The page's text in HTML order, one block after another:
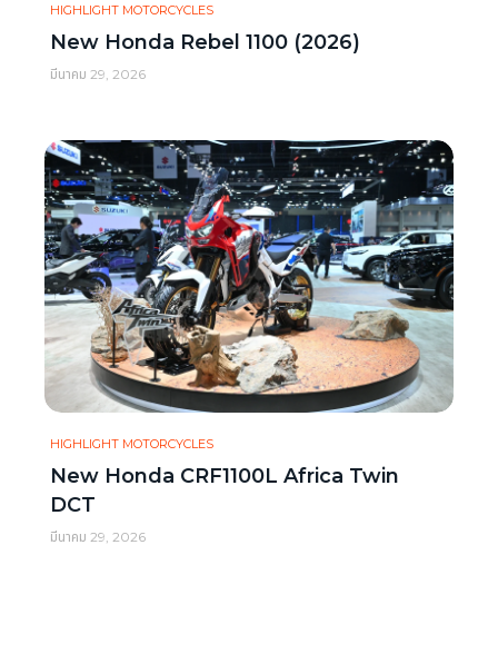
HIGHLIGHT MOTORCYCLES
New Honda Rebel 1100 (2026)
มีนาคม 29, 2026
HIGHLIGHT MOTORCYCLES
New Honda CRF1100L Africa Twin
DCT
มีนาคม 29, 2026